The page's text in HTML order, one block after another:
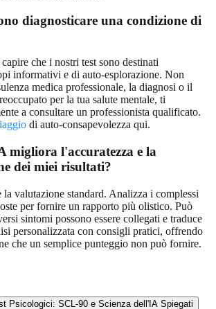
diagnosticare una condizione di
che i nostri test sono destinati
informativi e di auto-esplorazione. Non
medica professionale, la diagnosi o il
per la tua salute mentale, ti
a consultare un professionista qualificato.
di auto-consapevolezza qui.
migliora l'accuratezza e la
dei miei risultati?
valutazione standard. Analizza i complessi
per fornire un rapporto più olistico. Può
sintomi possono essere collegati e traduce
personalizzata con consigli pratici, offrendo
che un semplice punteggio non può fornire.
Psicologici: SCL-90 e Scienza dell'IA Spiegati